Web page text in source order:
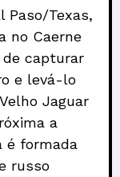
Paso/Texas,
no Caerne
de capturar
e levá-lo
Jaguar
a
é formada
russo